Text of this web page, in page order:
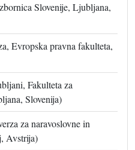
Slovenije, Ljubljana,
Evropska pravna fakulteta,
Fakulteta za
Slovenija)
za naravoslovne in
Avstrija)